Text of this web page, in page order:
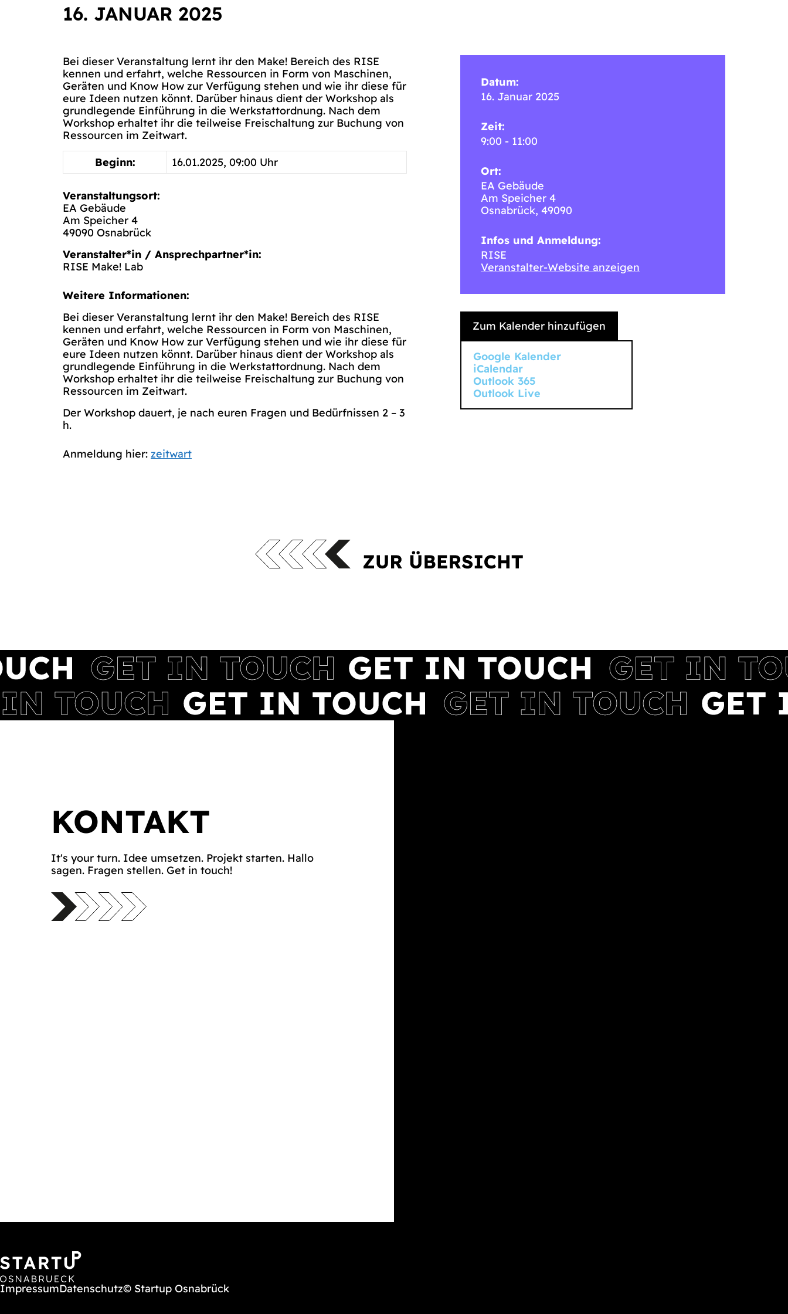
16. JANUAR 2025
Bei dieser Veranstaltung lernt ihr den Make! Bereich des RISE
kennen und erfahrt, welche Ressourcen in Form von Maschinen,
Geräten und Know How zur Verfügung stehen und wie ihr diese für
eure Ideen nutzen könnt. Darüber hinaus dient der Workshop als
grundlegende Einführung in die Werkstattordnung. Nach dem
Workshop erhaltet ihr die teilweise Freischaltung zur Buchung von
Ressourcen im Zeitwart.
Beginn:
16.01.2025, 09:00 Uhr
Veranstaltungsort:
EA Gebäude
Am Speicher 4
49090 Osnabrück
Veranstalter*in / Ansprechpartner*in:
RISE Make! Lab
Weitere Informationen:
Bei dieser Veranstaltung lernt ihr den Make! Bereich des RISE
kennen und erfahrt, welche Ressourcen in Form von Maschinen,
Geräten und Know How zur Verfügung stehen und wie ihr diese für
eure Ideen nutzen könnt. Darüber hinaus dient der Workshop als
grundlegende Einführung in die Werkstattordnung. Nach dem
Workshop erhaltet ihr die teilweise Freischaltung zur Buchung von
Ressourcen im Zeitwart.
Der Workshop dauert, je nach euren Fragen und Bedürfnissen 2 – 3
h.
Anmeldung hier: zeitwart
Datum:
16. Januar 2025
Zeit:
9:00 - 11:00
Ort:
EA Gebäude
Am Speicher 4
Osnabrück, 49090
Infos und Anmeldung:
RISE
Veranstalter-Website anzeigen
Zum Kalender hinzufügen
Google Kalender
iCalendar
Outlook 365
Outlook Live
KONTAKT
It's your turn. Idee umsetzen. Projekt starten. Hallo
sagen. Fragen stellen. Get in touch!
ImpressumDatenschutz© Startup Osnabrück